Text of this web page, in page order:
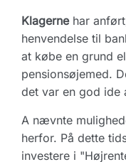
Klagernehar
henvendelse til
at købe en grund
pensionsøjemed.
det var en god ide
A nævnte
herfor. På dette
investere i